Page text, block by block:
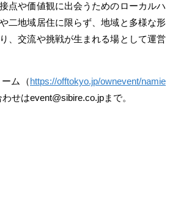
点や価値観に出会うためのローカルハ
二地域居住に限らず、地域と多様な形
、交流や挑戦が生まれる場として運営
ム（https://offtokyo.jp/ownevent/namie
せはevent@sibire.co.jpまで。